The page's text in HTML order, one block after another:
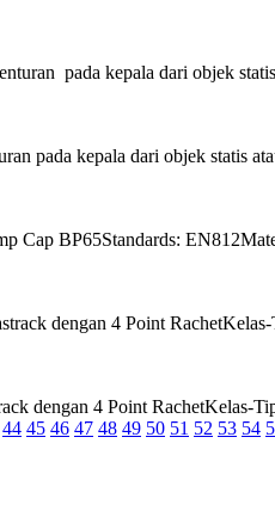
pada kepala dari objek
pada kepala dari objek statis
Cap BP65Standards:
dengan 4 Point
dengan 4 Point RachetKelas-
44 45 46 47 48 49 50 51 52 53 54